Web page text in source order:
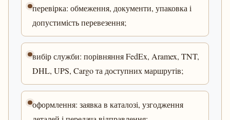
перевірка: обмеження, документи, упаковка і
допустимість перевезення;
вибір служби: порівняння FedEx, Aramex, TNT,
DHL, UPS, Cargo та доступних маршрутів;
оформлення: заявка в каталозі, узгодження